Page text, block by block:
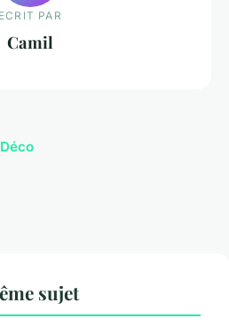
ECRIT PAR
Camil
sujet